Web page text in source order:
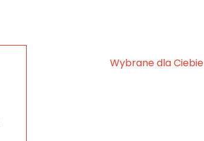
Wybrane dla Ciebie